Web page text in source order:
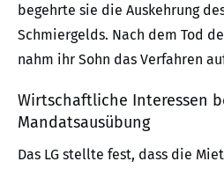
begehrte sie die Auskehrung
Schmiergelds. Nach dem Tod
nahm ihr Sohn das Verfahren
Wirtschaftliche Interessen
Mandatsausübung
Das LG stellte fest, dass die